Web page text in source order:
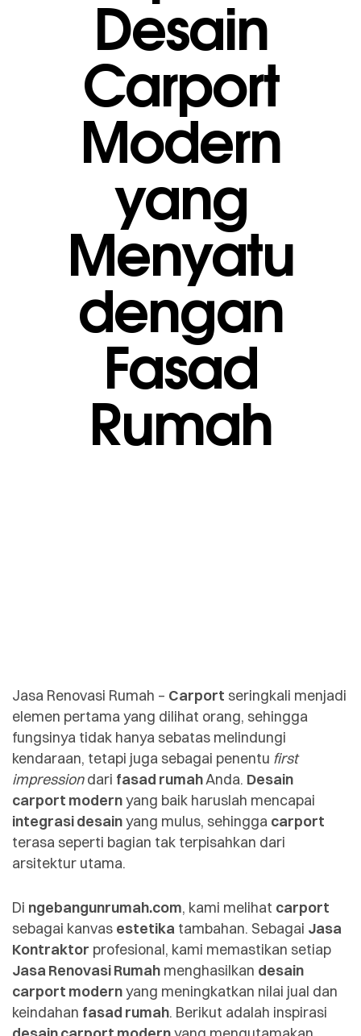
Desain
Carport
Modern
yang
Menyatu
dengan
Fasad
Rumah
Jasa Renovasi Rumah – Carport seringkali menjadi
elemen pertama yang dilihat orang, sehingga
fungsinya tidak hanya sebatas melindungi
kendaraan, tetapi juga sebagai penentu first
impressiondari fasad rumahAnda. Desain
carport modernyang baik haruslah mencapai
integrasi desainyang mulus, sehingga carport
terasa seperti bagian tak terpisahkan dari
arsitektur utama.
Di ngebangunrumah.com, kami melihat carport
sebagai kanvas estetika tambahan. Sebagai Jasa
Kontraktor profesional, kami memastikan setiap
Jasa Renovasi Rumah menghasilkan desain
carport modernyang meningkatkan nilai jual dan
keindahan fasad rumah. Berikut adalah inspirasi